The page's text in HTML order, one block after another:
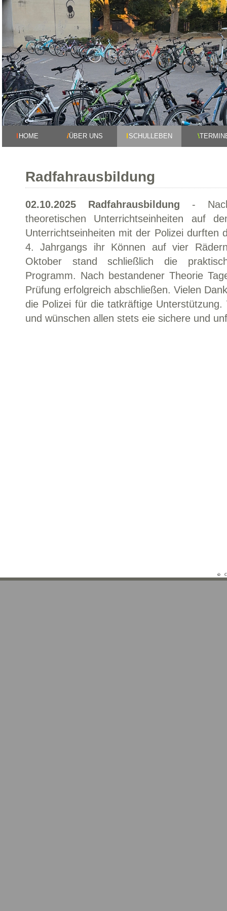
HOME ÜBER UNS SCHULLEBEN
Radfahrausbildung
02.10.2025 Radfahrausbildung - Nach
theoretischen Unterrichtseinheiten auf
Unterrichtseinheiten mit der Polizei durften
4. Jahrgangs ihr Können auf vier
Oktober stand schließlich die
Programm. Nach bestandener Theorie
Prüfung erfolgreich abschließen. Vielen
die Polizei für die tatkräftige
und wünschen allen stets eie sichere und